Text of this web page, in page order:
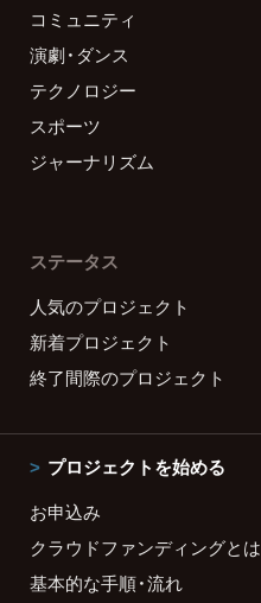
コミュニティ
演劇・ダンス
テクノロジー
スポーツ
ジャーナリズム
ステータス
人気のプロジェクト
新着プロジェクト
終了間際のプロジェクト
プロジェクトを始める
お申込み
クラウドファンディングとは
基本的な手順・流れ